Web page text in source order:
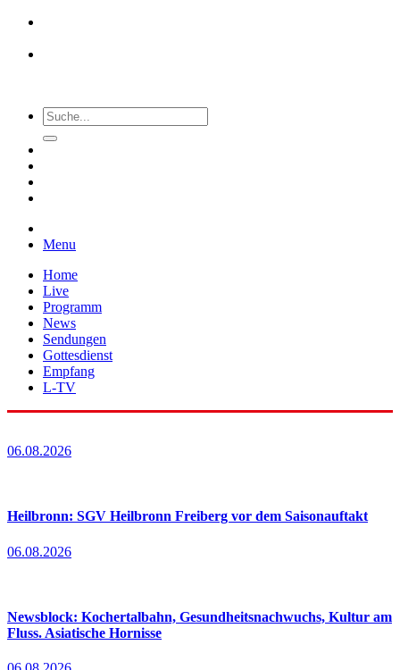
Menu
Home
Live
Programm
News
Sendungen
Gottesdienst
Empfang
L-TV
06.08.2026
Heilbronn: SGV Heilbronn Freiberg vor dem Saisonauftakt
06.08.2026
Newsblock: Kochertalbahn, Gesundheitsnachwuchs, Kultur am
Fluss. Asiatische Hornisse